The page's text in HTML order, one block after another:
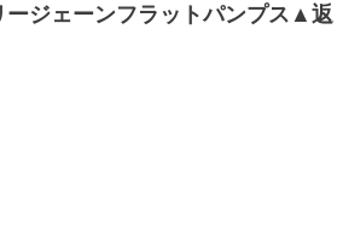
ージェーンフラットパンプス▲返